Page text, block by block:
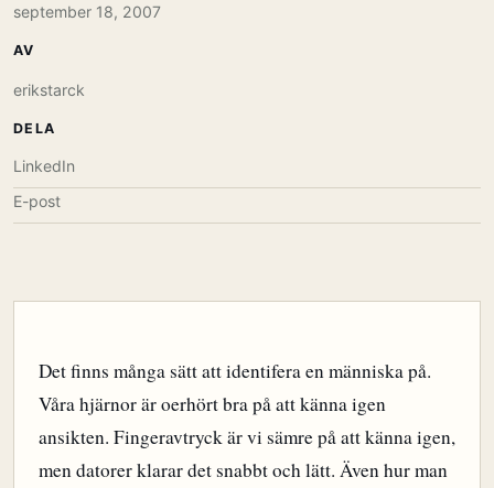
Det finns många sätt att identifera en människa på.
Våra hjärnor är oerhört bra på att känna igen
ansikten. Fingeravtryck är vi sämre på att känna igen,
men datorer klarar det snabbt och lätt. Även hur man
september 18, 2007
AV
erikstarck
DELA
LinkedIn
E-post